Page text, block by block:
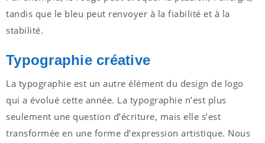
tandis que le bleu peut renvoyer à la fiabilité et à la
stabilité.
Typographie créative
La typographie est un autre élément du design de logo
qui a évolué cette année. La typographie n’est plus
seulement une question d’écriture, mais elle s’est
transformée en une forme d’expression artistique. Nous